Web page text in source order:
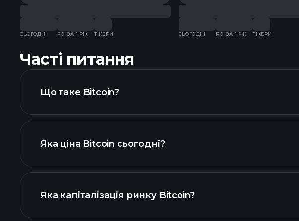
СЬОГОДНІ ROI ЗА 1 РІК ТІКЕРИ СЬОГОДНІ ROI ЗА 1 РІК ТІКЕРИ
Часті питання
Що таке Bitcoin?
Яка ціна Bitcoin сьогодні?
Яка капіталізація ринку Bitcoin?